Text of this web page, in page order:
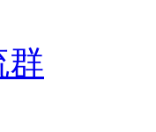
群